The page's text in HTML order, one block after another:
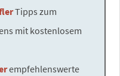
Tipps zum
mit kostenlosem
empfehlenswerte